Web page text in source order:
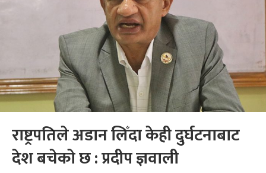
राष्ट्रपतिले अडान लिँदा केही दुर्घटनाबाट
देश बचेको छ : प्रदीप ज्ञवाली